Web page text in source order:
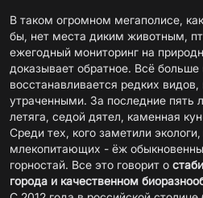
В таком огромном мегаполисе,
бы, нет места диким животным,
ежегодный мониторинг на
доказывает обратное. Всё больше
восстанавливается редких
утраченными. За последние пять
летяга, седой дятел, каменная
Среди тех, кого заметили
млекопитающих - ёж
горностай. Все это говорит о
города и качественном